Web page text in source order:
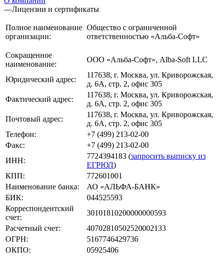
—Лицензии и сертификаты
Полное наименование
организации:
Общество с ограниченной
ответственностью «Альба-Софт»
Сокращенное
наименование:
ООО «Альба-Софт», Alba-Soft LLC
Юридический адрес:
117638, г. Москва, ул. Криворожская,
д. 6А, стр. 2, офис 305
Фактический адрес:
117638, г. Москва, ул. Криворожская,
д. 6А, стр. 2, офис 305
Почтовый адрес:
117638, г. Москва, ул. Криворожская,
д. 6А, стр. 2, офис 305
Телефон:
+7 (499) 213-02-00
Факс:
+7 (499) 213-02-00
ИНН:
7724394183 (запросить выписку из
ЕГРЮЛ)
КПП:
772601001
Наименование банка:
АО «АЛЬФА-БАНК»
БИК:
044525593
Корреспондентский
счет:
30101810200000000593
Расчетный счет:
40702810502520002133
ОГРН:
5167746429736
ОКПО:
05925406